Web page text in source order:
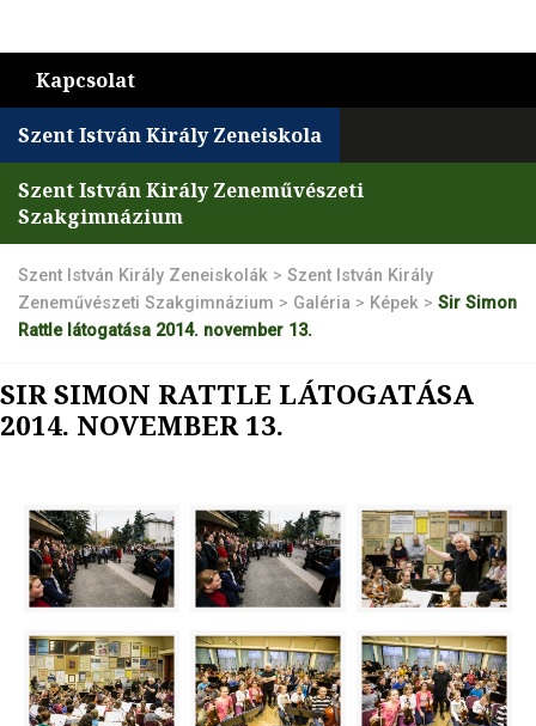
Kapcsolat
Szent István Király Zeneiskola
Szent István Király Zeneművészeti
Szakgimnázium
Szent István Király Zeneiskolák > Szent István Király
Zeneművészeti Szakgimnázium > Galéria > Képek > Sir Simon
Rattle látogatása 2014. november 13.
SIR SIMON RATTLE LÁTOGATÁSA
2014. NOVEMBER 13.